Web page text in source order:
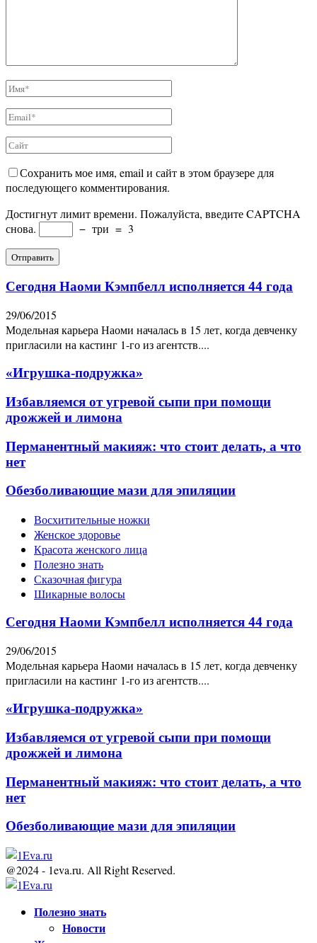
Сохранить мое имя, email и сайт в этом браузере для
последующего комментирования.
Достигнут лимит времени. Пожалуйста, введите CAPTCHA
снова.
− три = 3
Сегодня Наоми Кэмпбелл исполняется 44 года
29/06/2015
Модельная карьера Наоми началась в 15 лет, когда девченку
пригласили на кастинг 1-го из агентств....
«Игрушка-подружка»
Избавляемся от угревой сыпи при помощи
дрожжей и лимона
Перманентный макияж: что стоит делать, а что
нет
Обезболивающие мази для эпиляции
Восхитительные ножки
Женское здоровье
Красота женского лица
Полезно знать
Сказочная фигура
Шикарные волосы
Сегодня Наоми Кэмпбелл исполняется 44 года
29/06/2015
Модельная карьера Наоми началась в 15 лет, когда девченку
пригласили на кастинг 1-го из агентств....
«Игрушка-подружка»
Избавляемся от угревой сыпи при помощи
дрожжей и лимона
Перманентный макияж: что стоит делать, а что
нет
Обезболивающие мази для эпиляции
@2024 - 1eva.ru. All Right Reserved.
Полезно знать
Новости